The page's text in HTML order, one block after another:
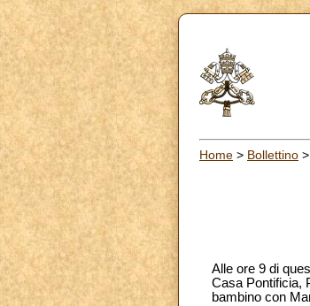
Home > Bollettino >
Alle ore 9 di
Casa Pontificia,
bambino con